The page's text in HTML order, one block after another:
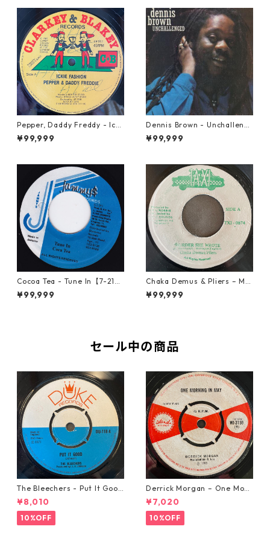
Pepper, Daddy Freddy - Icki
e Fashion【12-50044】
¥99,999
Dennis Brown - Unchalleng
ed【LP-70046】
¥99,999
Cocoa Tea - Tune In【7-2187
2】
¥99,999
Chaka Demus & Pliers – Mu
rder She Wrote【7-21777】
¥99,999
セール中の商品
The Bleechers - Put It Good
【7-21637】
¥8,010
10%OFF
Derrick Morgan – One Morn
ing In May【7-21653】
¥7,020
10%OFF